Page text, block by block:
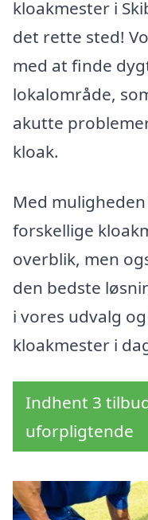
kloakmester i
det rette sted!
med at finde
lokalområde,
akutte
kloak.
Med
forskellige
overblik, men
den bedste
i vores udvalg
kloakmester i
Indhent 3
uforpligtende